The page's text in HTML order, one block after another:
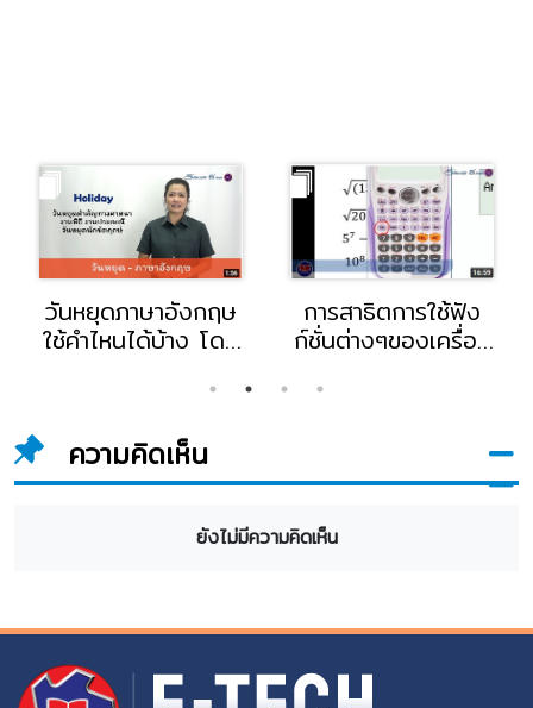
วันหยุดภาษาอังกฤษ
ใช้คำไหนได้บ้าง โดย
อินทร์อาสา อาจารย์
พลานามัย วิทยาลัย
อี.เทค
การสาธิตการใช้ฟัง
ก์ชั่นต่างๆของเครื่อง
จารย์กฤษณ ลีธนานุ
อุตสาหกรรม
ความคิดเห็น
ยังไม่มีความคิดเห็น